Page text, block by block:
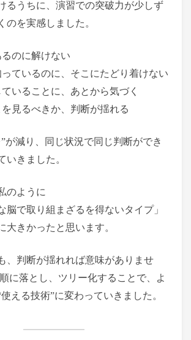
るうちに、演習での突破力が少しず
のを実感しました。
のに解けない
ているのに、そこにたどり着けない
ていることに、あとから気づく
見るべきか、判断が揺れる
が減り、同じ状況で同じ判断ができ
いきました。
のように
脳で取り組まざるを得ないタイプ」
大きかったと思います。
、判断が揺れれば意味がありませ
に落とし、ツリー化することで、よ
える技術”に変わっていきました。